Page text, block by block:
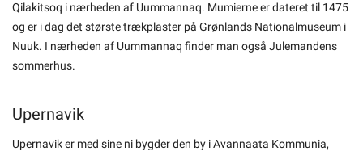
Qilakitsoq i nærheden af Uummannaq. Mumierne er dateret til 1475
og er i dag det største trækplaster på Grønlands Nationalmuseum i
Nuuk. I nærheden af Uummannaq finder man også Julemandens
sommerhus.
Upernavik
Upernavik er med sine ni bygder den by i Avannaa­ta Kommunia,